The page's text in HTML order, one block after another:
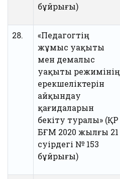
бұйрығы)
28.
«Педагогтің
жұмыс уақыты
мен демалыс
уақыты режимінің
ерекшеліктерін
айқындау
қағидаларын
бекіту туралы» (ҚР
БҒМ 2020 жылғы 21
сәуірдегі № 153
бұйрығы)